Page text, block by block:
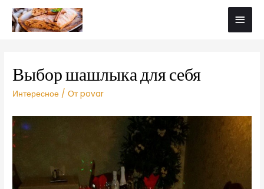
Выбор шашлыка для себя
Интересное / От povar